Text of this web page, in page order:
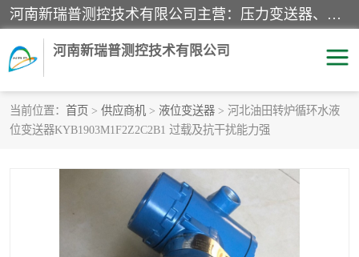
河南新瑞普测控技术有限公司主营：压力变送器、液位变送器、差压变送器、雷达料位计、电容物位计、温度显示控制仪表、电量变送器、流量计、工业自动化系统成套设备。
河南新瑞普测控技术有限公司
当前位置： 首页 > 供应商机 > 液位变送器 > 河北油田转炉循环水液
位变送器KYB1903M1F2Z2C2B1 过载及抗干扰能力强